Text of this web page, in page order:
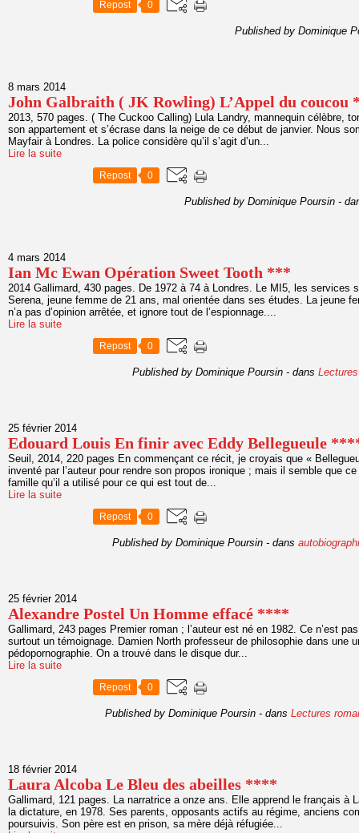
Repost 0
Published by Dominique
8 mars 2014
John Galbraith ( JK Rowling) L’Appel du coucou
2013, 570 pages. ( The Cuckoo Calling) Lula Landry, mannequin célèbre,
son appartement et s’écrase dans la neige de ce début de janvier. Nous
Mayfair à Londres. La police considère qu’il s’agit d’un...
Lire la suite
Repost 0
Published by Dominique Poursin -
4 mars 2014
Ian Mc Ewan Opération Sweet Tooth ***
2014 Gallimard, 430 pages. De 1972 à 74 à Londres. Le MI5, les services
Serena, jeune femme de 21 ans, mal orientée dans ses études. La jeune
n’a pas d’opinion arrêtée, et ignore tout de l’espionnage....
Lire la suite
Repost 0
Published by Dominique Poursin - dans
25 février 2014
Edouard Louis En finir avec Eddy Bellegueule
Seuil, 2014, 220 pages En commençant ce récit, je croyais que «
inventé par l’auteur pour rendre son propos ironique ; mais il semble que
famille qu’il a utilisé pour ce qui est tout de...
Lire la suite
Repost 0
Published by Dominique Poursin - dans
25 février 2014
Alexandre Postel Un Homme effacé ****
Gallimard, 243 pages Premier roman ; l’auteur est né en 1982. Ce n’est
surtout un témoignage. Damien North professeur de philosophie dans une
pédopornographie. On a trouvé dans le disque dur...
Lire la suite
Repost 0
Published by Dominique Poursin - dans Lectures
18 février 2014
Laura Alcoba Le Bleu des abeilles ****
Gallimard, 121 pages. La narratrice a onze ans. Elle apprend le français à
la dictature, en 1978. Ses parents, opposants actifs au régime, anciens
poursuivis. Son père est en prison, sa mère déjà réfugiée...